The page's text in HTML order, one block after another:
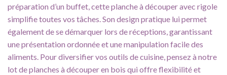
préparation d’un buffet, cette planche à découper avec rigole
simplifie toutes vos tâches. Son design pratique lui permet
également de se démarquer lors de réceptions, garantissant
une présentation ordonnée et une manipulation facile des
aliments. Pour diversifier vos outils de cuisine, pensez à notre
lot de planches à découper en bois qui offre flexibilité et